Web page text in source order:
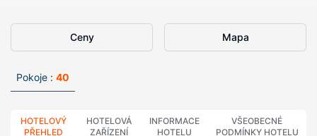
Ceny Mapa
Pokoje : 40
HOTELOVÝ
PŘEHLED
HOTELOVÁ
ZAŘÍZENÍ
INFORMACE
HOTELU
VŠEOBECNÉ
PODMÍNKY HOTELU